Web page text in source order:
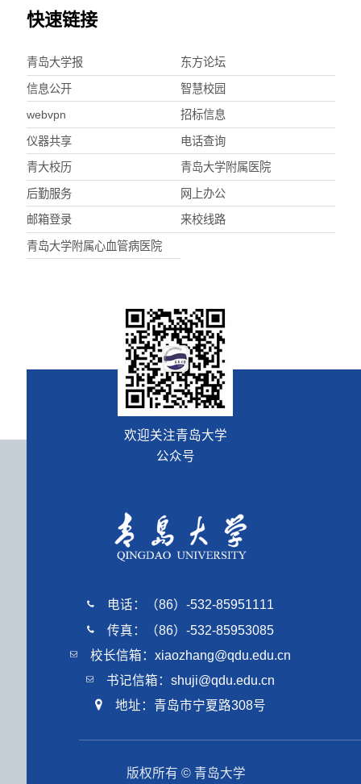
快速链接
青岛大学报 东方论坛
信息公开 智慧校园
webvpn 招标信息
仪器共享 电话查询
青大校历 青岛大学附属医院
后勤服务 网上办公
邮箱登录 来校线路
青岛大学附属心血管病医院
欢迎关注青岛大学
公众号
电话：（86）-532-85951111
传真：（86）-532-85953085
校长信箱：xiaozhang@qdu.edu.cn
书记信箱：shuji@qdu.edu.cn
地址：青岛市宁夏路308号
版权所有 © 青岛大学